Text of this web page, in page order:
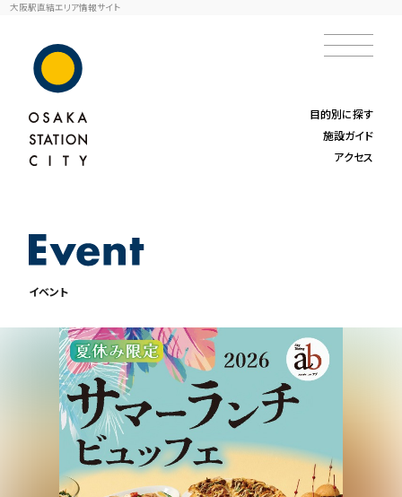
大阪駅直結エリア情報サイト
目的別に探す
施設ガイド
アクセス
イベント